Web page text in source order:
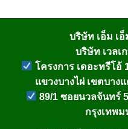
บริษัท เอ็ม เ
บริษัท เวลเ
โครงการ เดอะทรีโ
แขวงบางไผ่ เขตบาง
89/1 ซอยนวลจันทร์
กรุงเทพ